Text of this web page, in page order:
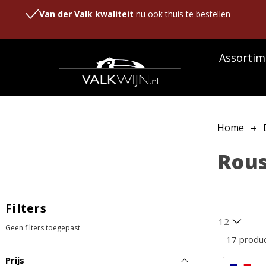
Van der Valk kwaliteit nu ook thuis te bestellen
Home
17
Filters
Geen filters toegepast
Prijs